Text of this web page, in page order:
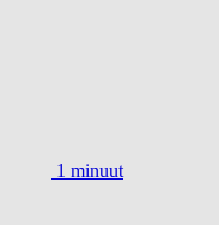
1 minuut